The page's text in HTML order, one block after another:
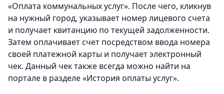
«Оплата коммунальных услуг». После чего, кликнув
на нужный город, указывает номер лицевого счета
и получает квитанцию по текущей задолженности.
Затем оплачивает счет посредством ввода номера
своей платежной карты и получает электронный
чек. Данный чек также всегда можно найти на
портале в разделе «История оплаты услуг».